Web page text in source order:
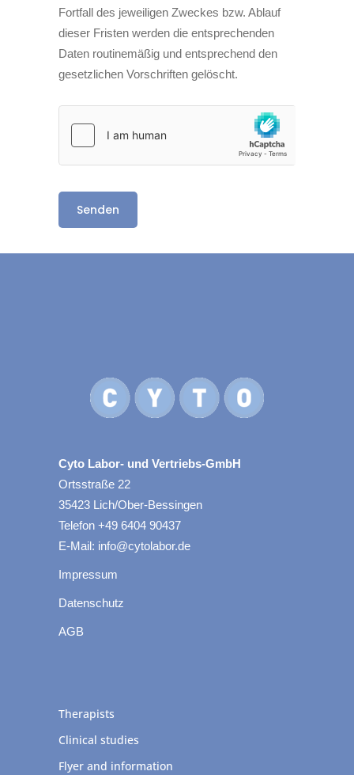
Fortfall des jeweiligen Zweckes bzw. Ablauf
dieser Fristen werden die entsprechenden
Daten routinemäßig und entsprechend den
gesetzlichen Vorschriften gelöscht.
Cyto Labor- und Vertriebs-GmbH
Ortsstraße 22
35423 Lich/Ober-Bessingen
Telefon +49 6404 90437
E-Mail: info@cytolabor.de
Impressum
Datenschutz
AGB
Therapists
Clinical studies
Flyer and information